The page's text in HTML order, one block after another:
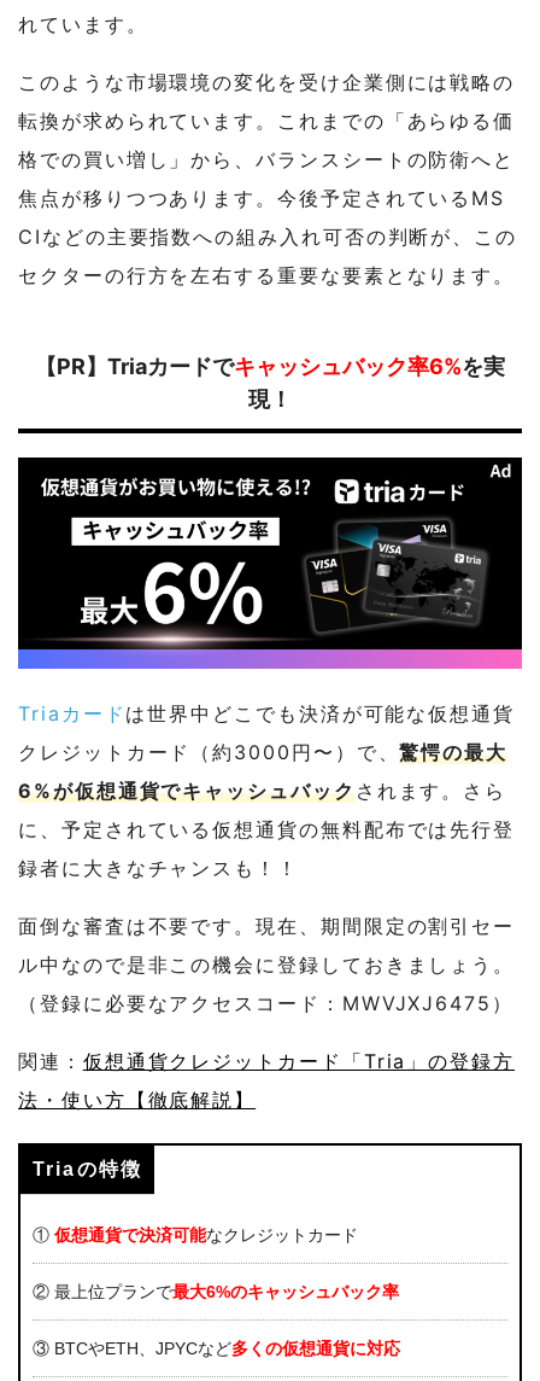
れています。
このような市場環境の変化を受け企業側には戦略の
転換が求められています。これまでの「あらゆる価
格での買い増し」から、バランスシートの防衛へと
焦点が移りつつあります。今後予定されているMS
CIなどの主要指数への組み入れ可否の判断が、この
セクターの行方を左右する重要な要素となります。
【PR】Triaカードでキャッシュバック率6%を実
現！
Triaカード は世界中どこでも決済が可能な仮想通貨
クレジットカード（約3000円〜）で、驚愕の最大
6%が仮想通貨でキャッシュバックされます。さら
に、予定されている仮想通貨の無料配布では先行登
録者に大きなチャンスも！！
面倒な審査は不要です。現在、期間限定の割引セー
ル中なので是非この機会に登録しておきましょう。
（登録に必要なアクセスコード：MWVJXJ6475）
関連： 仮想通貨クレジットカード「Tria」の登録方
法・使い方【徹底解説】
Triaの特徴
① 仮想通貨で決済可能なクレジットカード
② 最上位プランで最大6%のキャッシュバック率
③ BTCやETH、JPYCなど多くの仮想通貨に対応